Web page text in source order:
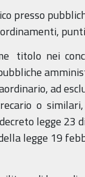
presso
titolo nei
ad
o
legge 23
legge 19